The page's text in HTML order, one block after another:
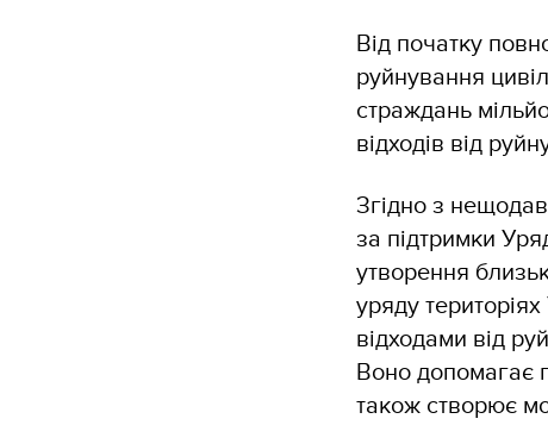
Від початку
руйнування
страждань
відходів від
Згідно з
за підтримки
утворення
уряду
відходами від
Воно допомагає
також створює